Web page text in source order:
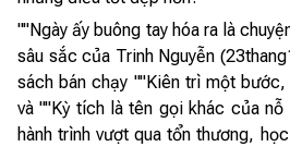
""Ngày ấy buông tay hóa ra là
sâu sắc của Trinh Nguyễn
sách bán chạy ""Kiên trì một
và ""Kỳ tích là tên gọi khác của
hành trình vượt qua tổn thương,